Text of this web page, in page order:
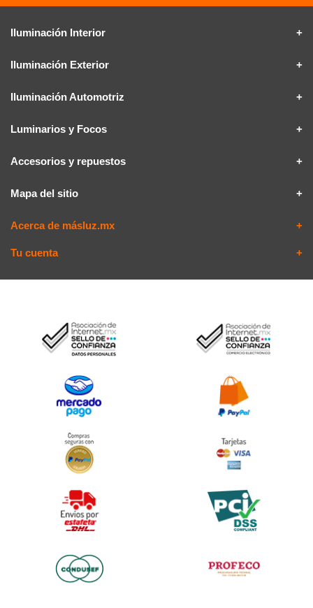
Iluminación Interior
Iluminación Exterior
Iluminación Automotriz
Luminarios y Focos
Accesorios y repuestos
Mapa del sitio
Acerca de másluz.mx
Tu cuenta